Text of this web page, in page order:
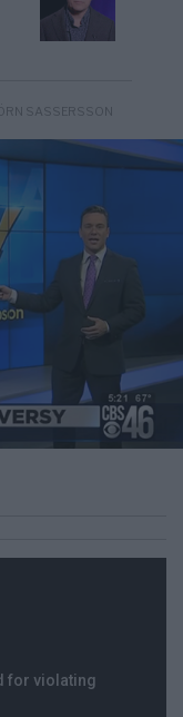
SASSERSSON